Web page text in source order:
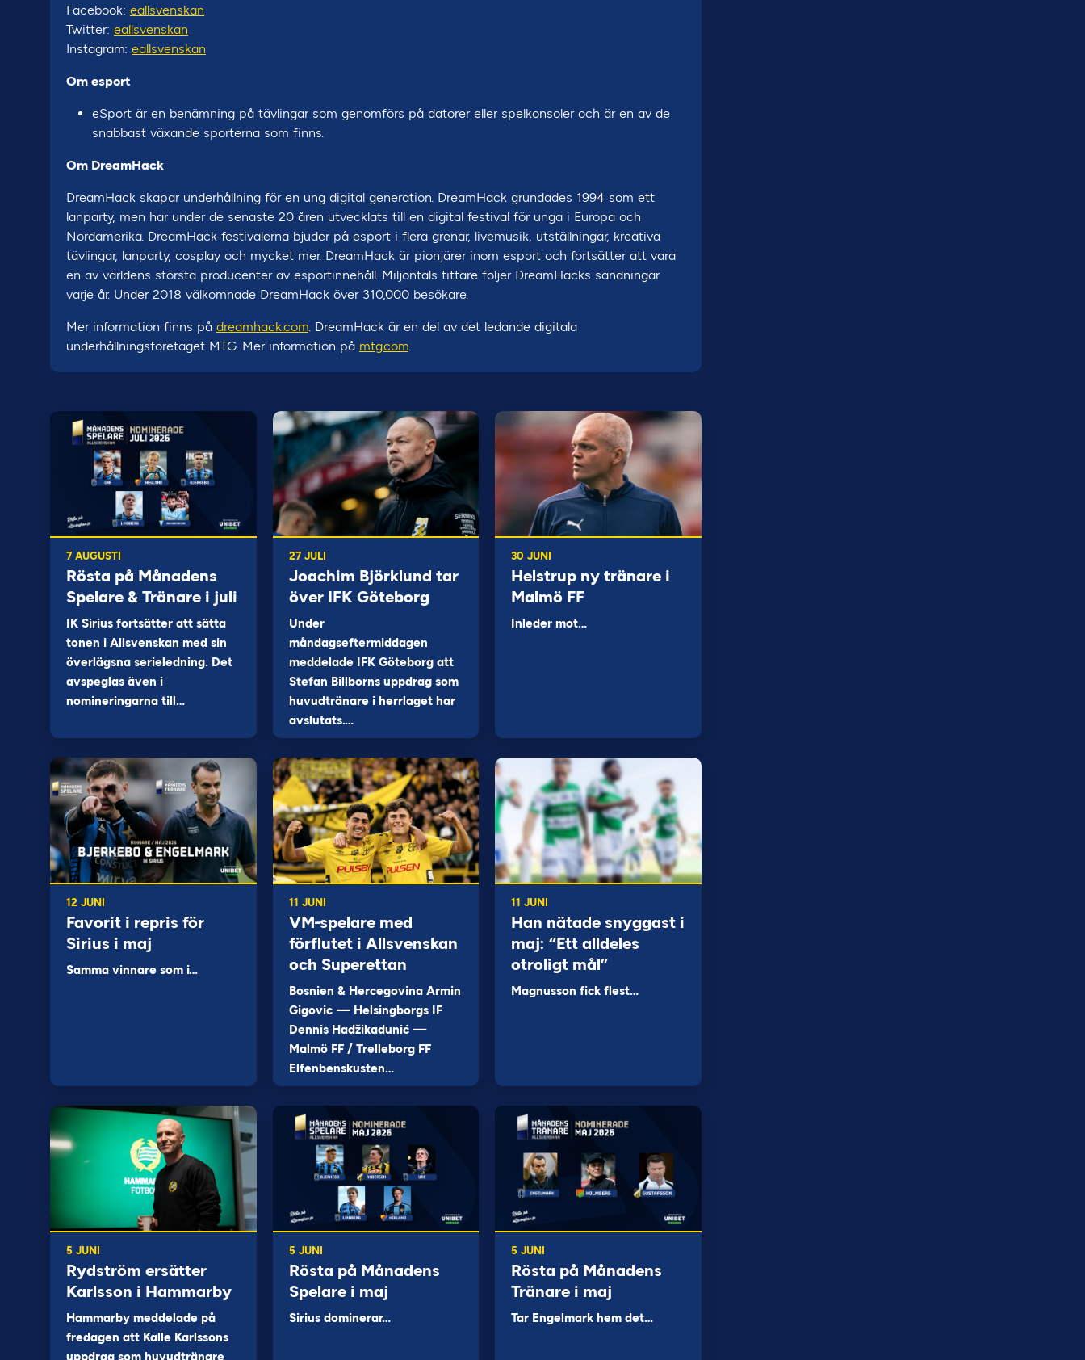
Facebook: eallsvenskan
Twitter: eallsvenskan
Instagram: eallsvenskan
Om esport
eSport är en benämning på tävlingar som genomförs på datorer eller spelkonsoler och är en av de
snabbast växande sporterna som finns.
Om DreamHack
DreamHack skapar underhållning för en ung digital generation. DreamHack grundades 1994 som ett
lanparty, men har under de senaste 20 åren utvecklats till en digital festival för unga i Europa och
Nordamerika. DreamHack-festivalerna bjuder på esport i flera grenar, livemusik, utställningar, kreativa
tävlingar, lanparty, cosplay och mycket mer. DreamHack är pionjärer inom esport och fortsätter att vara
en av världens största producenter av esportinnehåll. Miljontals tittare följer DreamHacks sändningar
varje år. Under 2018 välkomnade DreamHack över 310,000 besökare.
Mer information finns på dreamhack.com. DreamHack är en del av det ledande digitala
underhållningsföretaget MTG. Mer information på mtg.com.
7 AUGUSTI
Rösta på Månadens
Spelare & Tränare i juli
IK Sirius fortsätter att sätta
tonen i Allsvenskan med sin
överlägsna serieledning. Det
avspeglas även i
nomineringarna till…
27 JULI
Joachim Björklund tar
över IFK Göteborg
Under
måndagseftermiddagen
meddelade IFK Göteborg att
Stefan Billborns uppdrag som
huvudtränare i herrlaget har
avslutats.…
30 JUNI
Helstrup ny tränare i
Malmö FF
Inleder mot…
12 JUNI
Favorit i repris för
Sirius i maj
Samma vinnare som i…
11 JUNI
VM-spelare med
förflutet i Allsvenskan
och Superettan
Bosnien & Hercegovina Armin
Gigovic — Helsingborgs IF
Dennis Hadžikadunić —
Malmö FF / Trelleborg FF
Elfenbenskusten…
11 JUNI
Han nätade snyggast i
maj: “Ett alldeles
otroligt mål”
Magnusson fick flest…
5 JUNI
Rydström ersätter
Karlsson i Hammarby
Hammarby meddelade på
fredagen att Kalle Karlssons
uppdrag som huvudtränare
5 JUNI
Rösta på Månadens
Spelare i maj
Sirius dominerar…
5 JUNI
Rösta på Månadens
Tränare i maj
Tar Engelmark hem det…